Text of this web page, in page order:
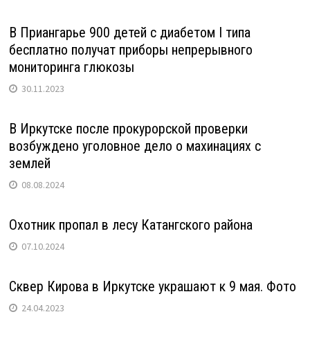
В Приангарье 900 детей с диабетом I типа
бесплатно получат приборы непрерывного
мониторинга глюкозы
30.11.2023
В Иркутске после прокурорской проверки
возбуждено уголовное дело о махинациях с
землей
08.08.2024
Охотник пропал в лесу Катангского района
07.10.2024
Сквер Кирова в Иркутске украшают к 9 мая. Фото
24.04.2023